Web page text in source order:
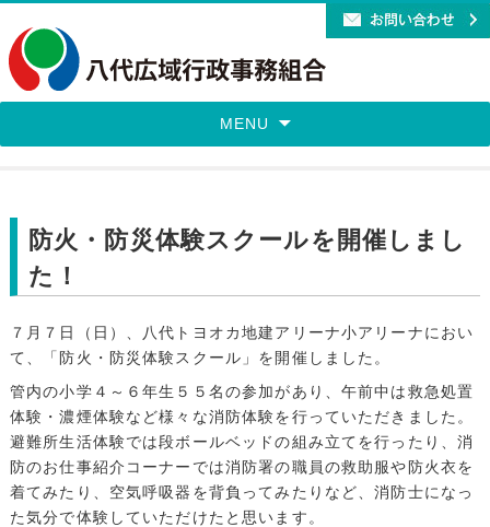
MENU
防火・防災体験スクールを開催しまし
た！
７月７日（日）、八代トヨオカ地建アリーナ小アリーナにおい
て、「防火・防災体験スクール」を開催しました。
管内の小学４～６年生５５名の参加があり、午前中は救急処置
体験・濃煙体験など様々な消防体験を行っていただきました。
避難所生活体験では段ボールベッドの組み立てを行ったり、消
防のお仕事紹介コーナーでは消防署の職員の救助服や防火衣を
着てみたり、空気呼吸器を背負ってみたりなど、消防士になっ
た気分で体験していただけたと思います。